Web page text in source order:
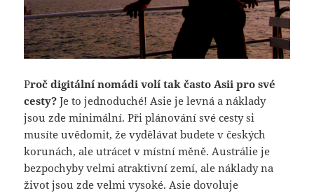
Proč digitální nomádi volí tak často Asii pro své
cesty? Je to jednoduché! Asie je levná a náklady
jsou zde minimální. Při plánování své cesty si
musíte uvědomit, že vydělávat budete v českých
korunách, ale utrácet v místní měně. Austrálie je
bezpochyby velmi atraktivní zemí, ale náklady na
život jsou zde velmi vysoké. Asie dovoluje